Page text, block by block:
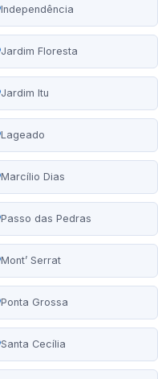
Independência
Jardim Floresta
Jardim Itu
Lageado
Marcílio Dias
Passo das Pedras
Mont’ Serrat
Ponta Grossa
Santa Cecília